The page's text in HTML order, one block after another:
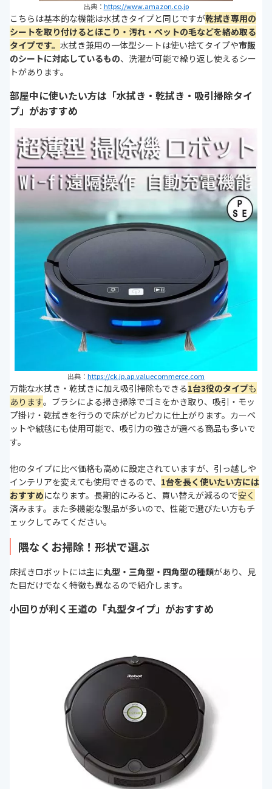
出典： https://www.amazon.co.jp
こちらは基本的な機能は水拭きタイプと同じですが乾拭き専用の
シートを取り付けるとほこり・汚れ・ペットの毛などを絡め取る
タイプです。 水拭き兼用の一体型シートは使い捨てタイプや市販
のシートに対応しているもの、洗濯が可能で繰り返し使えるシー
トがあります。
部屋中に使いたい方は「水拭き・乾拭き・吸引掃除タイ
プ」がおすすめ
出典： https://ck.jp.ap.valuecommerce.com
万能な水拭き・乾拭きに加え吸引掃除もできる1台3役のタイプも
あります。ブラシによる掃き掃除でゴミをかき取り、吸引・モッ
プ掛け・乾拭きを行うので床がピカピカに仕上がります。カーペ
ットや絨毯にも使用可能で、吸引力の強さが選べる商品も多いで
す。
他のタイプに比べ価格も高めに設定されていますが、引っ越しや
インテリアを変えても使用できるので、 1台を長く使いたい方には
おすすめになります。長期的にみると、買い替えが減るので安く
済みます。また多機能な製品が多いので、性能で選びたい方もチ
ェックしてみてください。
隈なくお掃除！形状で選ぶ
床拭きロボットには主に丸型・三角型・四角型の種類があり、見
た目だけでなく特徴も異なるので紹介します。
小回りが利く王道の「丸型タイプ」がおすすめ